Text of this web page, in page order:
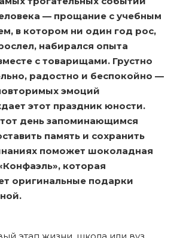
— прощание с учебным
в котором ни один год рос,
набирался опыта
с товарищами. Грустно
радостно и беспокойно —
эмоций
этот праздник юности.
день запоминающимся
память и сохранить
поможет шоколадная
которая
оригинальные подарки